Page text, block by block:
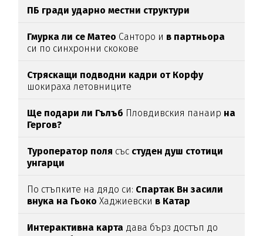
ПБ гради ударно местни структури
Гмурка ли се Матео Санторо и в партньора
си по синхронни скокове
Стряскащи подводни кадри от Корфу
шокираха летовниците
Ще подари ли Гълъб Пловдивския панаир на
Гергов?
Туроператор поля със студен душ стотици
унгарци
По стъпките на дядо си: Спартак Вн засили
внука на Гьоко Хаджиевски в Катар
Интерактивна карта дава бърз достъп до